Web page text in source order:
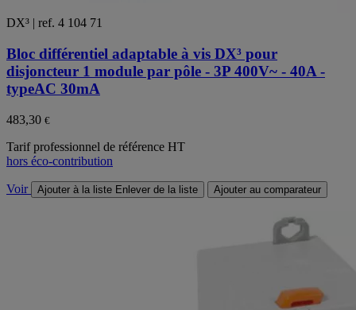
DX³ | ref. 4 104 71
Bloc différentiel adaptable à vis DX³ pour
disjoncteur 1 module par pôle - 3P 400V~ - 40A -
typeAC 30mA
483,30 €
Tarif professionnel de référence HT
hors éco-contribution
Voir Ajouter à la liste Enlever de la liste Ajouter au comparateur